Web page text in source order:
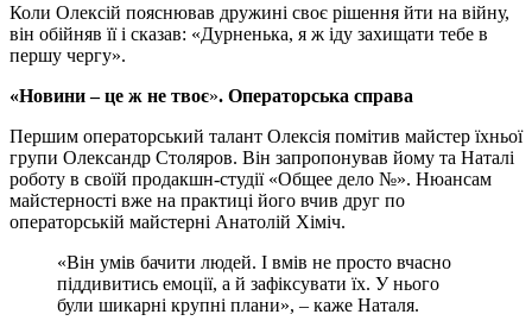
Коли Олексій пояснював дружині своє рішення йти на війну,
він обійняв її і сказав: «Дурненька, я ж іду захищати тебе в
першу чергу».
«Новини – це ж не твоє». Операторська справа
Першим операторський талант Олексія помітив майстер їхньої
групи Олександр Столяров. Він запропонував йому та Наталі
роботу в своїй продакшн-студії «Общее дело №». Нюансам
майстерності вже на практиці його вчив друг по
операторській майстерні Анатолій Хіміч.
«Він умів бачити людей. І вмів не просто вчасно
піддивитись емоції, а й зафіксувати їх. У нього
були шикарні крупні плани», – каже Наталя.